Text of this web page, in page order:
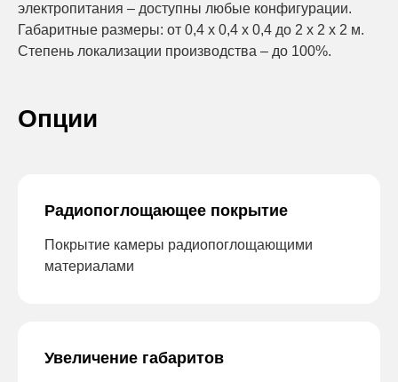
электропитания – доступны любые конфигурации.
Габаритные размеры: от 0,4 х 0,4 х 0,4 до 2 х 2 х 2 м.
Степень локализации производства – до 100%.
Опции
Радиопоглощающее покрытие
Покрытие камеры радиопоглощающими
материалами
Увеличение габаритов